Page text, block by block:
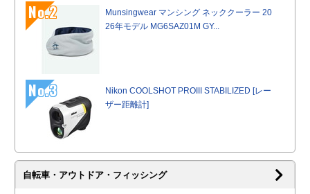
No.2
Munsingwear マンシング ネッククーラー 20
26年モデル MG6SAZ01M GY...
No.3
Nikon COOLSHOT PROIII STABILIZED [レー
ザー距離計]
自転車・アウトドア・フィッシング